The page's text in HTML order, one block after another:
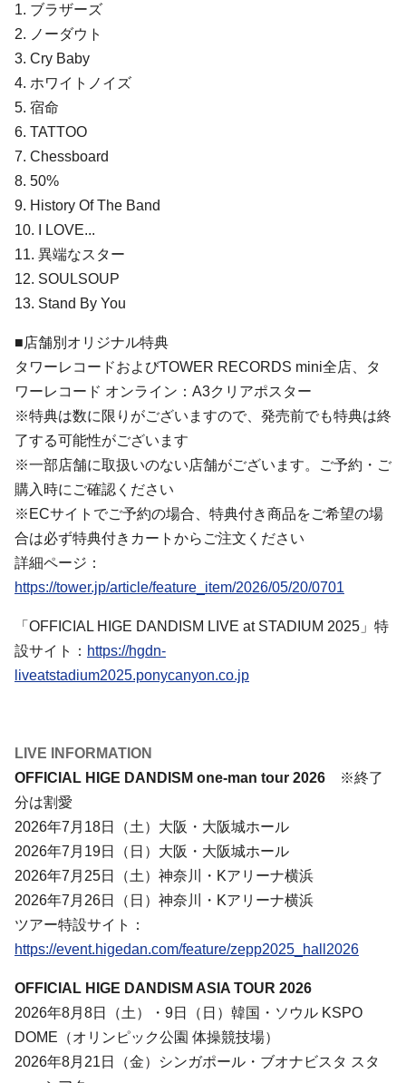
1. ブラザーズ
2. ノーダウト
3. Cry Baby
4. ホワイトノイズ
5. 宿命
6. TATTOO
7. Chessboard
8. 50%
9. History Of The Band
10. I LOVE...
11. 異端なスター
12. SOULSOUP
13. Stand By You
■店舗別オリジナル特典
タワーレコードおよびTOWER RECORDS mini全店、タ
ワーレコード オンライン：A3クリアポスター
※特典は数に限りがございますので、発売前でも特典は終
了する可能性がございます
※一部店舗に取扱いのない店舗がございます。ご予約・ご
購入時にご確認ください
※ECサイトでご予約の場合、特典付き商品をご希望の場
合は必ず特典付きカートからご注文ください
詳細ページ：
https://tower.jp/article/feature_item/2026/05/20/0701
「OFFICIAL HIGE DANDISM LIVE at STADIUM 2025」特
設サイト： https://hgdn-
liveatstadium2025.ponycanyon.co.jp
LIVE INFORMATION
OFFICIAL HIGE DANDISM one-man tour 2026 ※終了
分は割愛
2026年7月18日（土）大阪・大阪城ホール
2026年7月19日（日）大阪・大阪城ホール
2026年7月25日（土）神奈川・Kアリーナ横浜
2026年7月26日（日）神奈川・Kアリーナ横浜
ツアー特設サイト：
https://event.higedan.com/feature/zepp2025_hall2026
OFFICIAL HIGE DANDISM ASIA TOUR 2026
2026年8月8日（土）・9日（日）韓国・ソウル KSPO
DOME（オリンピック公園 体操競技場）
2026年8月21日（金）シンガポール・ブオナビスタ スタ